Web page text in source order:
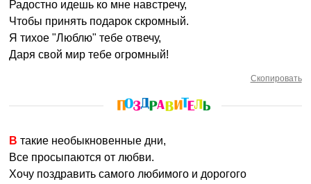
Радостно идешь ко мне навстречу,
Чтобы принять подарок скромный.
Я тихое "Люблю" тебе отвечу,
Даря свой мир тебе огромный!
Скопировать
В такие необыкновенные дни,
Все просыпаются от любви.
Хочу поздравить самого любимого и дорогого